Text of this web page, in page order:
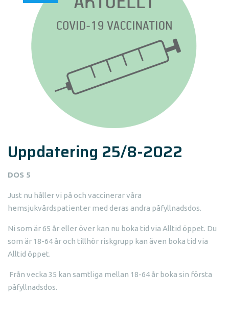
Uppdatering 25/8-2022
DOS 5
Just nu håller vi på och vaccinerar våra
hemsjukvårdspatienter med deras andra påfyllnadsdos.
Ni som är 65 år eller över kan nu boka tid via Alltid öppet. Du
som är 18-64 år och tillhör riskgrupp kan även boka tid via
Alltid öppet.
Från vecka 35 kan samtliga mellan 18-64 år boka sin första
påfyllnadsdos.